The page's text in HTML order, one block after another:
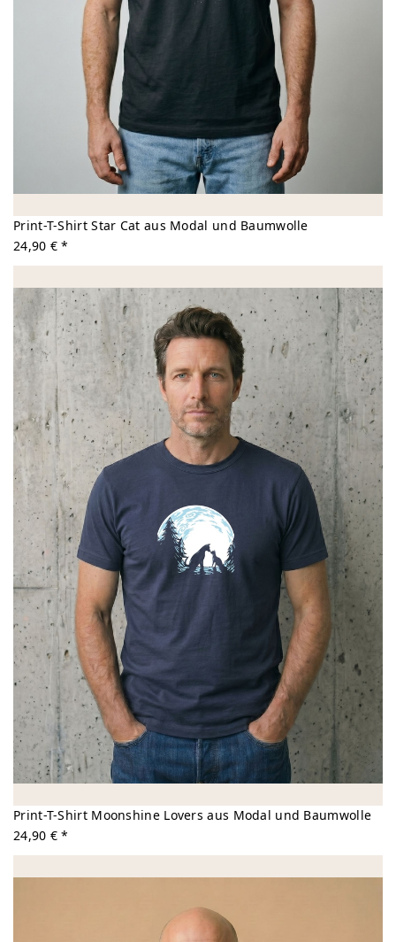
Print-T-Shirt Star Cat aus Modal und Baumwolle
24,90 € *
Print-T-Shirt Moonshine Lovers aus Modal und Baumwolle
24,90 € *